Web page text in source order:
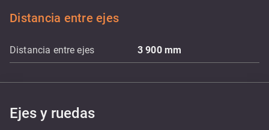
Distancia entre ejes
Distancia entre ejes 3 900 mm
Ejes y ruedas